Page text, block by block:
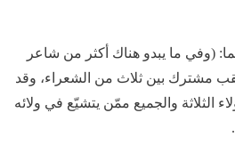
(وفي ما يبدو هناك أكثر من شاعر
مشترك بين ثلاث من الشعراء، وقد
الثلاثة والجميع ممّن يتشيّع في ولائه